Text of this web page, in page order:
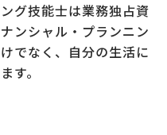
グ技能士は業務独占資
ンシャル・プランニン
でなく、自分の生活に
す。